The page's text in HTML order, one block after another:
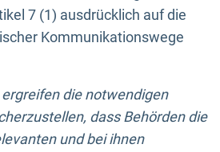
7 (1) ausdrücklich auf die
Kommunikationswege
die notwendigen
dass Behörden die
und bei ihnen